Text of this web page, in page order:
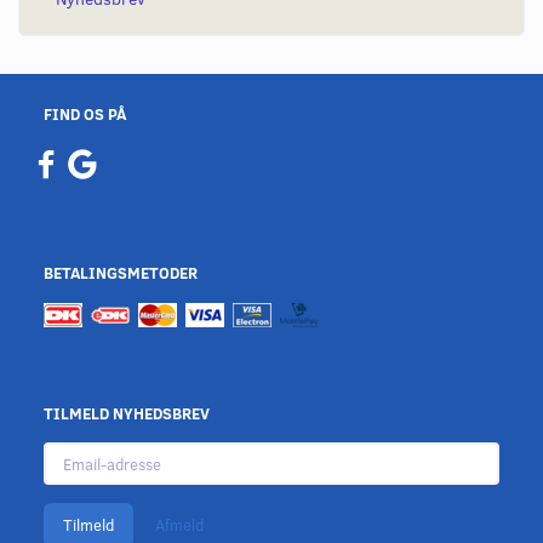
FIND OS PÅ
BETALINGSMETODER
TILMELD NYHEDSBREV
Email-
adresse
Tilmeld Afmeld